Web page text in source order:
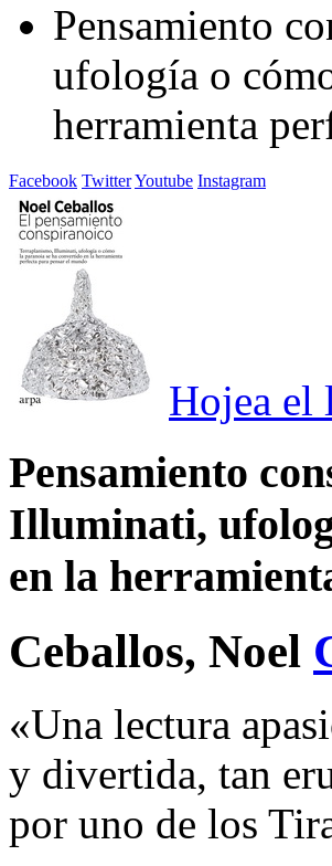
Pensamiento
ufología o
herramienta
Facebook TwitterYoutube Instagram
Hojea el
Pensamiento
Illuminati,
en la
Ceballos, Noel
«Una lectura
y divertida, tan
por uno de los